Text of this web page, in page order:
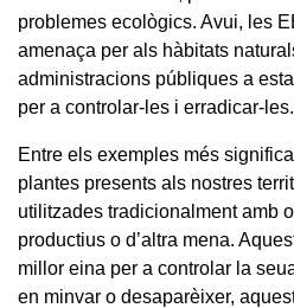
problemes ecològics. Avui, les
amenaça per als hàbitats
administracions públiques a
per a controlar-les i erradicar-les.
Entre els exemples més
plantes presents als nostres
utilitzades tradicionalment amb
productius o d’altra mena.
millor eina per a controlar la
en minvar o desaparèixer,